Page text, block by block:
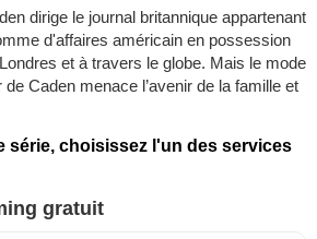
dirige le journal britannique appartenant
d'affaires américain en possession
et à travers le globe. Mais le mode
Caden menace l’avenir de la famille et
série, choisissez l'un des services
gratuit